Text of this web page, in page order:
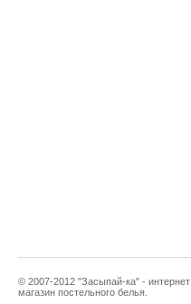
© 2007-2012 "Засыпай-ка" - интернет
магазин постельного белья.